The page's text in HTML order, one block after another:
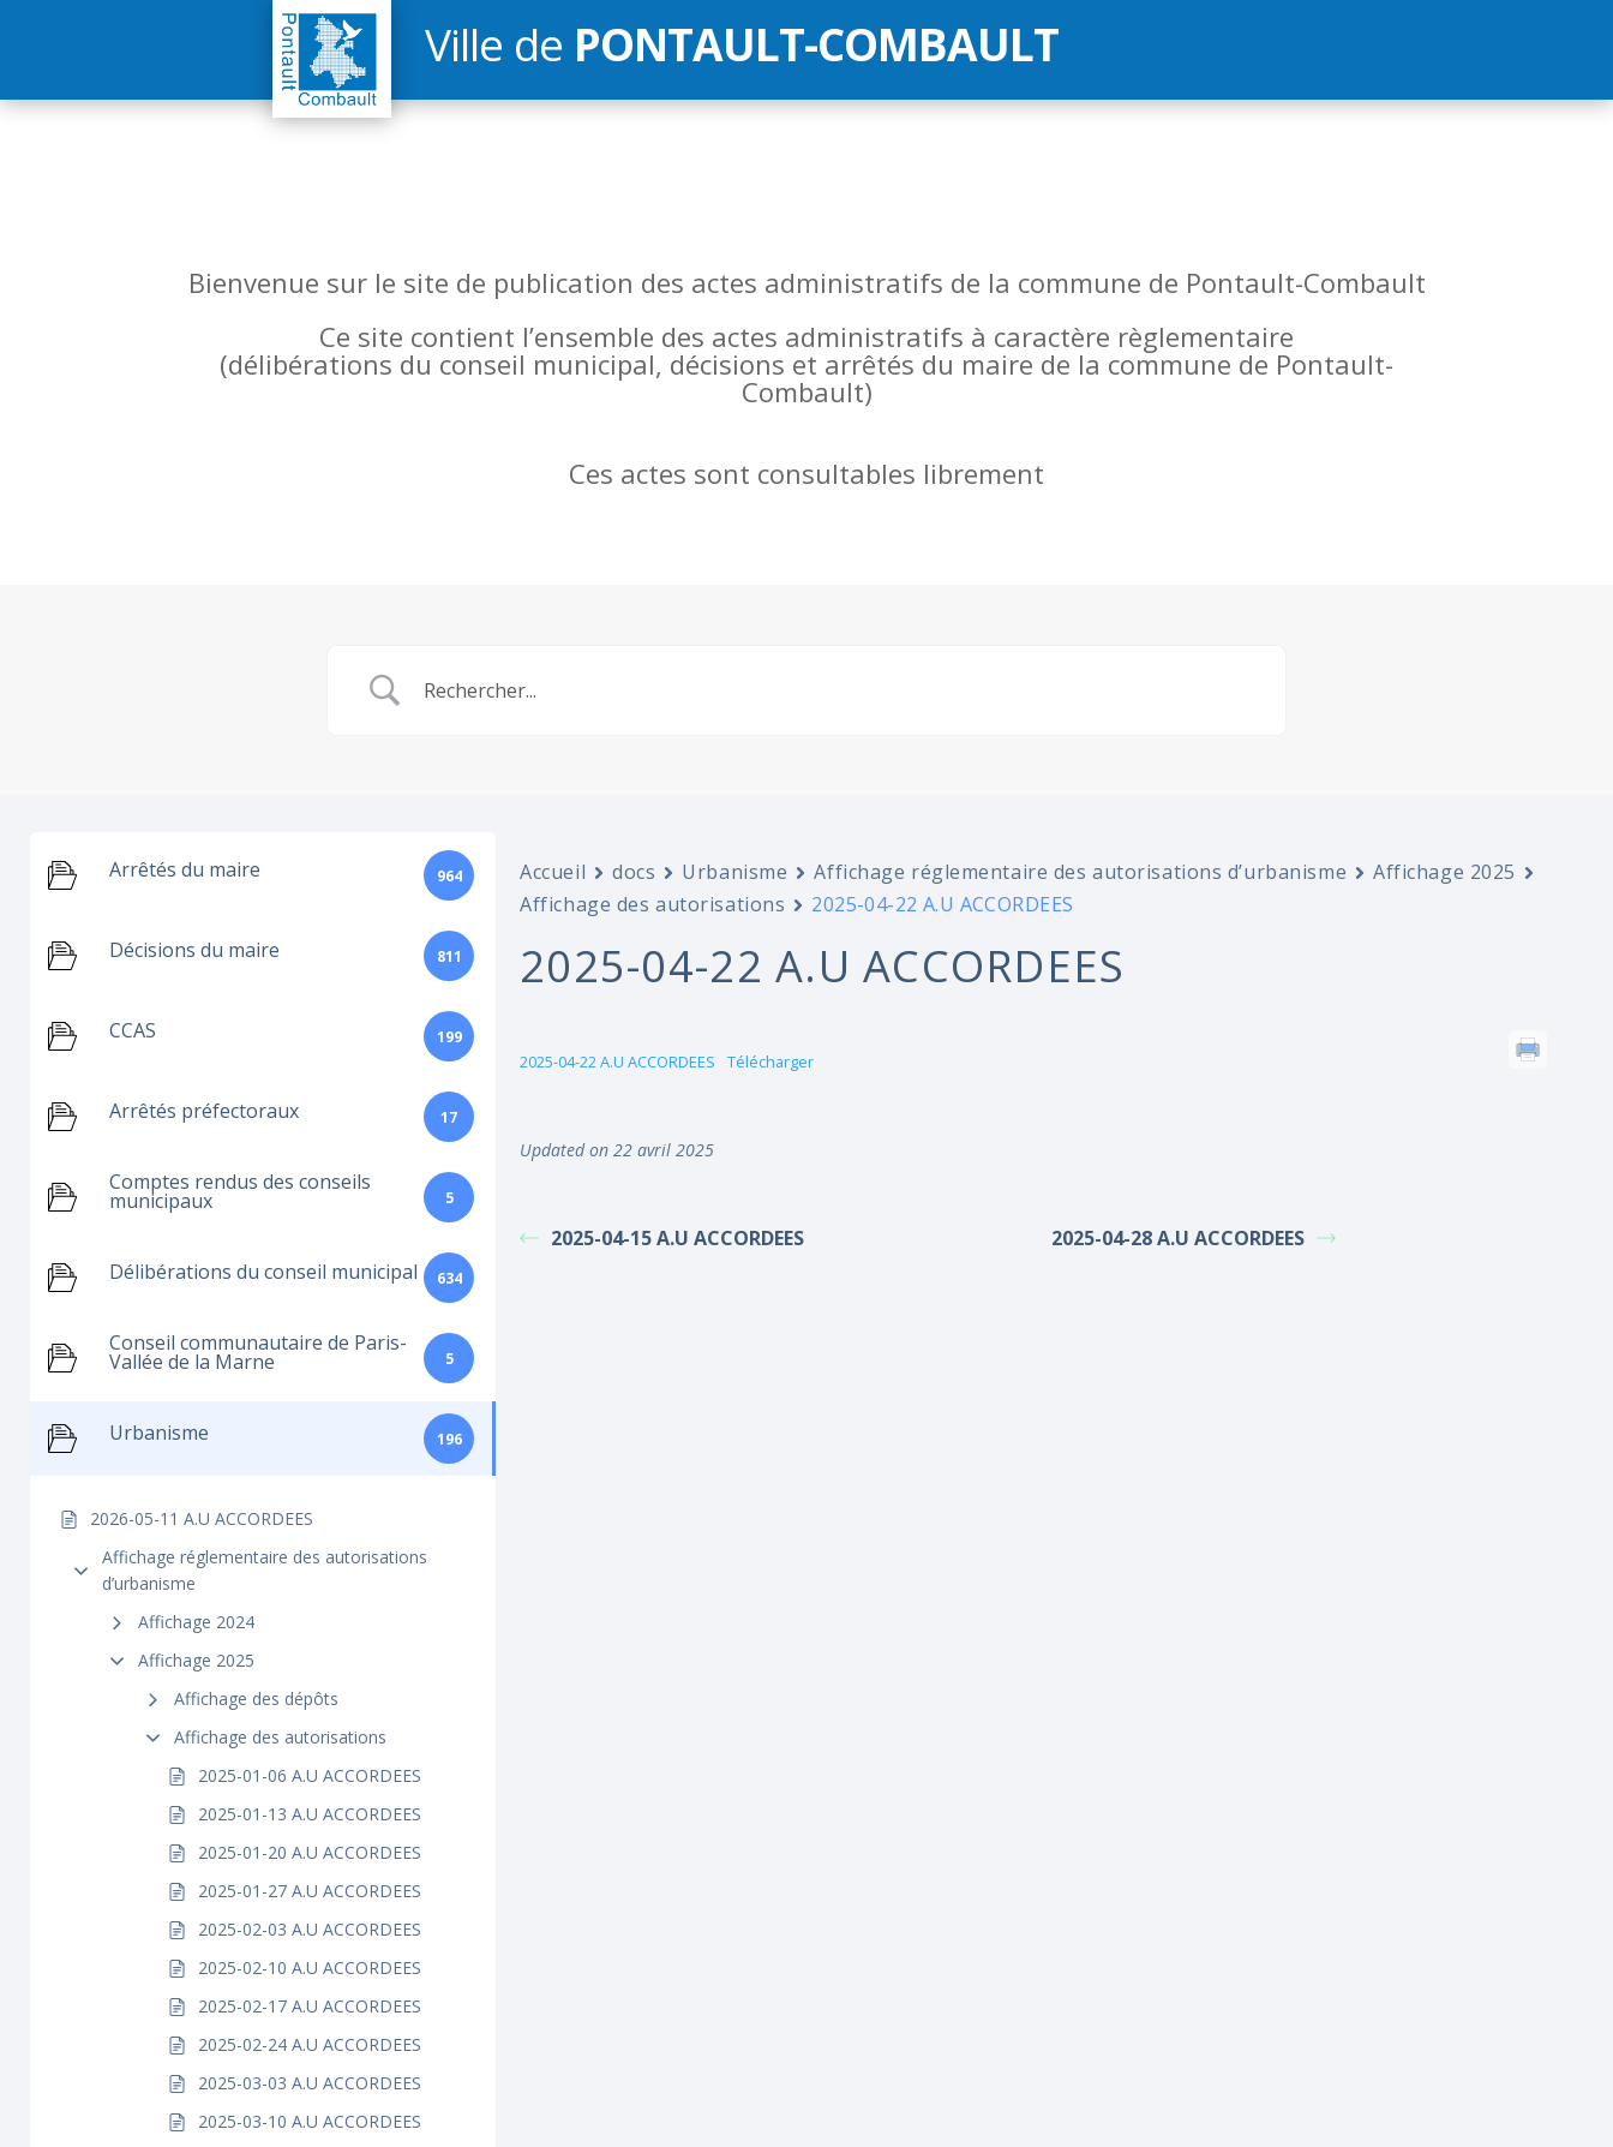
Ville de PONTAULT-COMBAULT
Bienvenue sur le site de publication des actes administratifs de la commune de Pontault-Combault
Ce site contient l’ensemble des actes administratifs à caractère règlementaire
(délibérations du conseil municipal, décisions et arrêtés du maire de la commune de Pontault-
Combault)
Ces actes sont consultables librement
Arrêtés du maire 964
Décisions du maire 811
CCAS 199
Arrêtés préfectoraux 17
Comptes rendus des conseils
municipaux 5
Délibérations du conseil municipal 634
Conseil communautaire de Paris-
Vallée de la Marne 5
Urbanisme 196
2026-05-11 A.U ACCORDEES
Affichage réglementaire des autorisations
d’urbanisme
Affichage 2024
Affichage 2025
Affichage des dépôts
Affichage des autorisations
2025-01-06 A.U ACCORDEES
2025-01-13 A.U ACCORDEES
2025-01-20 A.U ACCORDEES
2025-01-27 A.U ACCORDEES
2025-02-03 A.U ACCORDEES
2025-02-10 A.U ACCORDEES
2025-02-17 A.U ACCORDEES
2025-02-24 A.U ACCORDEES
2025-03-03 A.U ACCORDEES
2025-03-10 A.U ACCORDEES
Accueil docs Urbanisme Affichage réglementaire des autorisations d’urbanisme
Affichage 2025
Affichage des autorisations
2025-04-22 A.U ACCORDEES
2025-04-22 A.U ACCORDEES
2025-04-22 A.U ACCORDEES Télécharger
Updated on 22 avril 2025
2025-04-15 A.U ACCORDEES 2025-04-28 A.U ACCORDEES